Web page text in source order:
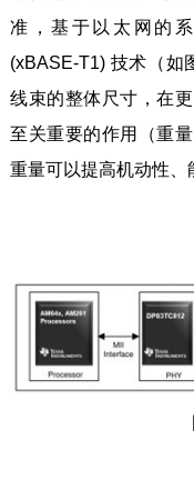
准，基于以太网的
(xBASE-T1) 技术（如
线束的整体尺寸，在
至关重要的作用（重
重量可以提高机动性、